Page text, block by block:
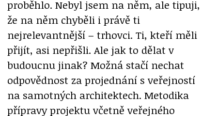
proběhlo. Nebyl jsem na něm, ale tipuji,
že na něm chyběli i právě ti
nejrelevantnější – trhovci. Ti, kteří měli
přijít, asi nepřišli. Ale jak to dělat v
budoucnu jinak? Možná stačí nechat
odpovědnost za projednání s veřejností
na samotných architektech. Metodika
přípravy projektu včetně veřejného